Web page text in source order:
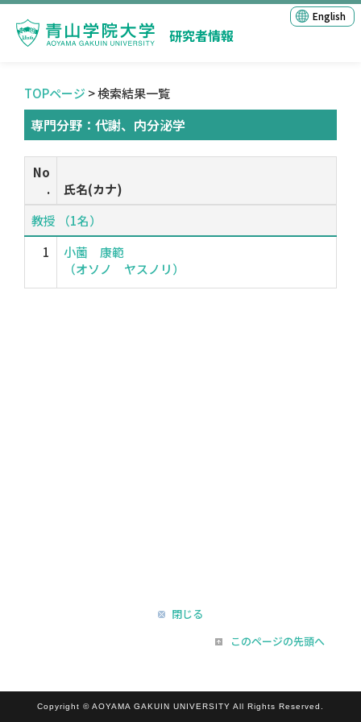
研究者情報
English
TOPページ > 検索結果一覧
専門分野：代謝、内分泌学
No
.
氏名(カナ)
教授 （1名）
1
小薗 康範
（オソノ ヤスノリ）
閉じる
このページの先頭へ
Copyright © AOYAMA GAKUIN UNIVERSITY All Rights Reserved.